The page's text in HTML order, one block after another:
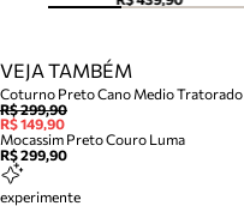
VEJA TAMBÉM
Coturno Preto Cano Medio Tratorado
R$ 299,90
R$ 149,90
Mocassim Preto Couro Luma
R$ 299,90
experimente